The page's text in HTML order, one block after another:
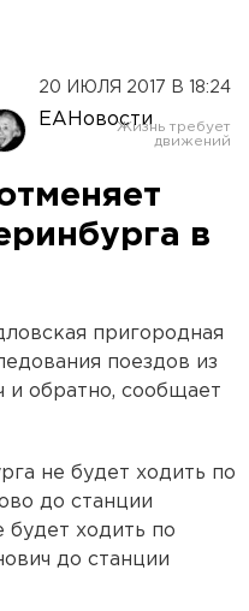
20 ИЮЛЯ 2017 В 18:24
ЕАНовости
в
пригородная
поездов из
и обратно, сообщает
не будет ходить по
до станции
будет ходить по
до станции